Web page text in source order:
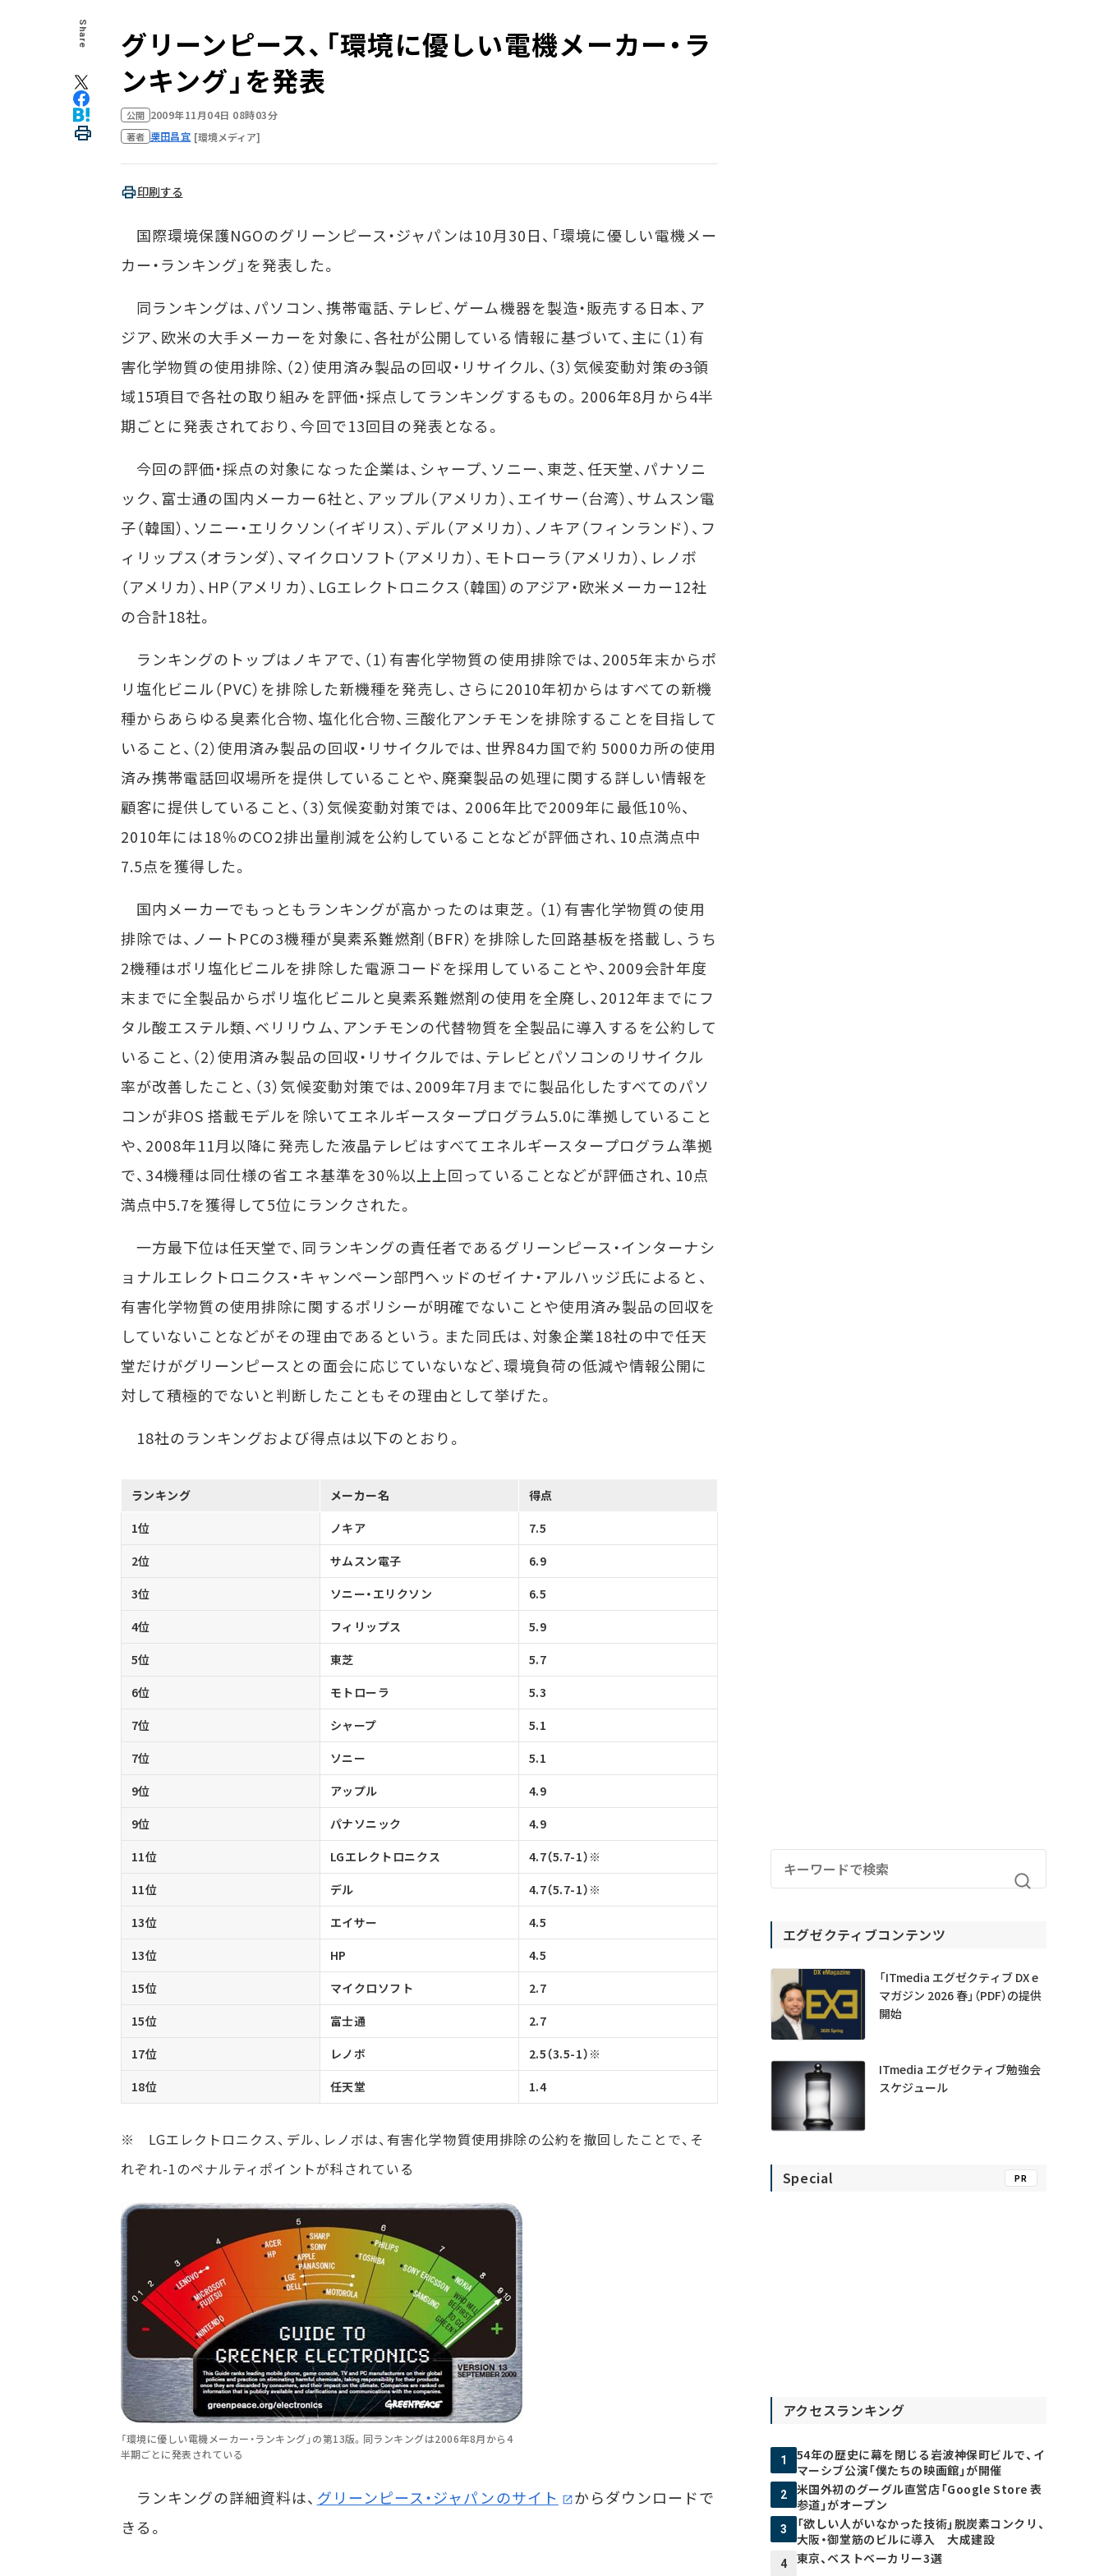
Share
グリーンピース、「環境に優しい電機メーカー・ラ
ンキング」を発表
公開 2009年11月04日 08時03分
著者 栗田昌宜 [環境メディア]
印刷する
国際環境保護NGOのグリーンピース・ジャパンは10月30日、「環境に優しい電機メー
カー・ランキング」を発表した。
同ランキングは、パソコン、携帯電話、テレビ、ゲーム機器を製造・販売する日本、ア
ジア、欧米の大手メーカーを対象に、各社が公開している情報に基づいて、主に（1）有
害化学物質の使用排除、（2）使用済み製品の回収・リサイクル、（3）気候変動対策――の3領
域15項目で各社の取り組みを評価・採点してランキングするもの。2006年8月から4半
期ごとに発表されており、今回で13回目の発表となる。
今回の評価・採点の対象になった企業は、シャープ、ソニー、東芝、任天堂、パナソニ
ック、富士通の国内メーカー6社と、アップル（アメリカ）、エイサー（台湾）、サムスン電
子（韓国）、ソニー・エリクソン（イギリス）、デル（アメリカ）、ノキア（フィンランド）、フ
ィリップス（オランダ）、マイクロソフト（アメリカ）、モトローラ（アメリカ）、レノボ
（アメリカ）、HP（アメリカ）、LGエレクトロニクス（韓国）のアジア・欧米メーカー12社
の合計18社。
ランキングのトップはノキアで、（1）有害化学物質の使用排除では、2005年末からポ
リ塩化ビニル（PVC）を排除した新機種を発売し、さらに2010年初からはすべての新機
種からあらゆる臭素化合物、塩化化合物、三酸化アンチモンを排除することを目指して
いること、（2）使用済み製品の回収・リサイクルでは、世界84カ国で約 5000カ所の使用
済み携帯電話回収場所を提供していることや、廃棄製品の処理に関する詳しい情報を
顧客に提供していること、（3）気候変動対策では、 2006年比で2009年に最低10％、
2010年には18％のCO2排出量削減を公約していることなどが評価され、10点満点中
7.5点を獲得した。
国内メーカーでもっともランキングが高かったのは東芝。（1）有害化学物質の使用
排除では、ノートPCの3機種が臭素系難燃剤（BFR）を排除した回路基板を搭載し、うち
2機種はポリ塩化ビニルを排除した電源コードを採用していることや、2009会計年度
末までに全製品からポリ塩化ビニルと臭素系難燃剤の使用を全廃し、2012年までにフ
タル酸エステル類、ベリリウム、アンチモンの代替物質を全製品に導入するを公約して
いること、（2）使用済み製品の回収・リサイクルでは、テレビとパソコンのリサイクル
率が改善したこと、（3）気候変動対策では、2009年7月までに製品化したすべてのパソ
コンが非OS 搭載モデルを除いてエネルギースタープログラム5.0に準拠していること
や、2008年11月以降に発売した液晶テレビはすべてエネルギースタープログラム準拠
で、34機種は同仕様の省エネ基準を30％以上上回っていることなどが評価され、10点
満点中5.7を獲得して5位にランクされた。
一方最下位は任天堂で、同ランキングの責任者であるグリーンピース・インターナシ
ョナルエレクトロニクス・キャンペーン部門ヘッドのゼイナ・アルハッジ氏によると、
有害化学物質の使用排除に関するポリシーが明確でないことや使用済み製品の回収を
していないことなどがその理由であるという。また同氏は、対象企業18社の中で任天
堂だけがグリーンピースとの面会に応じていないなど、環境負荷の低減や情報公開に
対して積極的でないと判断したこともその理由として挙げた。
18社のランキングおよび得点は以下のとおり。
ランキング メーカー名
得点
1位
ノキア
7.5
2位
サムスン電子
6.9
3位
ソニー・エリクソン
6.5
4位
フィリップス
5.9
5位
東芝
5.7
6位
モトローラ
5.3
7位
シャープ
5.1
7位
ソニー
5.1
9位
アップル
4.9
9位
パナソニック
4.9
11位
LGエレクトロニクス
4.7（5.7-1）※
11位
デル
4.7（5.7-1）※
13位
エイサー
4.5
13位
HP
4.5
15位
マイクロソフト
2.7
15位
富士通
2.7
17位
レノボ
2.5（3.5-1）※
18位
任天堂 1.4
※ LGエレクトロニクス、デル、レノボは、有害化学物質使用排除の公約を撤回したことで、そ
れぞれ-1のペナルティポイントが科されている
「環境に優しい電機メーカー・ランキング」の第13版。同ランキングは2006年8月から4
半期ごとに発表されている
ランキングの詳細資料は、 グリーンピース・ジャパンのサイト
からダウンロードで
きる。
エグゼクティブコンテンツ
「ITmedia エグゼクティブ DX e
マガジン 2026 春」（PDF）の提供
開始
ITmedia エグゼクティブ勉強会
スケジュール
Special PR
アクセスランキング
1
54年の歴史に幕を閉じる岩波神保町ビルで、イ
マーシブ公演「僕たちの映画館」が開催
2
米国外初のグーグル直営店「Google Store 表
参道」がオープン
3
「欲しい人がいなかった技術」脱炭素コンクリ、
大阪・御堂筋のビルに導入 大成建設
4 東京、ベストベーカリー3選